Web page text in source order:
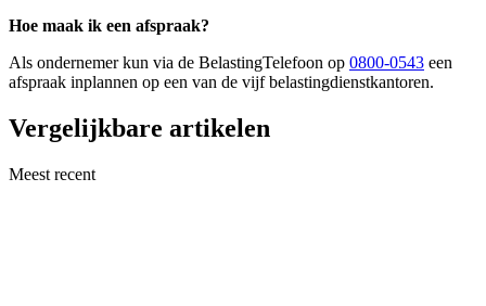
Hoe maak ik een afspraak?
Als ondernemer kun via de BelastingTelefoon op 0800-0543 een
afspraak inplannen op een van de vijf belastingdienstkantoren.
Vergelijkbare artikelen
Meest recent